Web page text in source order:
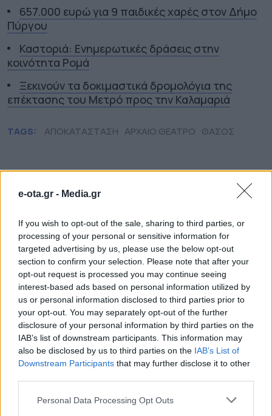
e-ota.gr - Media.gr
If you wish to opt-out of the sale, sharing to third parties, or
processing of your personal or sensitive information for
targeted advertising by us, please use the below opt-out
section to confirm your selection. Please note that after your
opt-out request is processed you may continue seeing
interest-based ads based on personal information utilized by
us or personal information disclosed to third parties prior to
your opt-out. You may separately opt-out of the further
disclosure of your personal information by third parties on the
IAB’s list of downstream participants. This information may
also be disclosed by us to third parties on the IAB’s List of
Downstream Participants that may further disclose it to other
Personal Data Processing Opt Outs
657.000 ευρώ για 9 παιδικές χαρές στον Δήμο
Πύργου
Καστοριά: Ενημερωτικές δράσεις στην
κοινότητα Ρομά
Ξεκινούν τα δοκιμαστικά δρομολόγια της
επέκτασης του Μετρό προς την Καλαμαριά
TAGS: ΑΠΟΚΑΤΑΣΤΑΣΗ ΑΡΧΑΙΟ ΘΕΑΤΡΟ ΘΑΣΟΣ
ΠΕΡΙΦΕΡΕΙΕΣ
Πύργου